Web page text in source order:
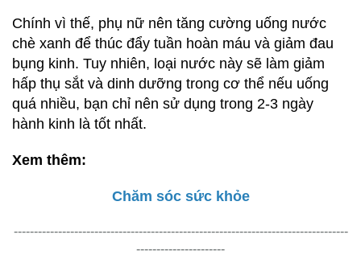
Chính vì thế, phụ nữ nên tăng cường uống nước
chè xanh để thúc đẩy tuần hoàn máu và giảm đau
bụng kinh. Tuy nhiên, loại nước này sẽ làm giảm
hấp thụ sắt và dinh dưỡng trong cơ thể nếu uống
quá nhiều, bạn chỉ nên sử dụng trong 2-3 ngày
hành kinh là tốt nhất.
Xem thêm:
Chăm sóc sức khỏe
-----------------------------------------------------------------------------------
----------------------